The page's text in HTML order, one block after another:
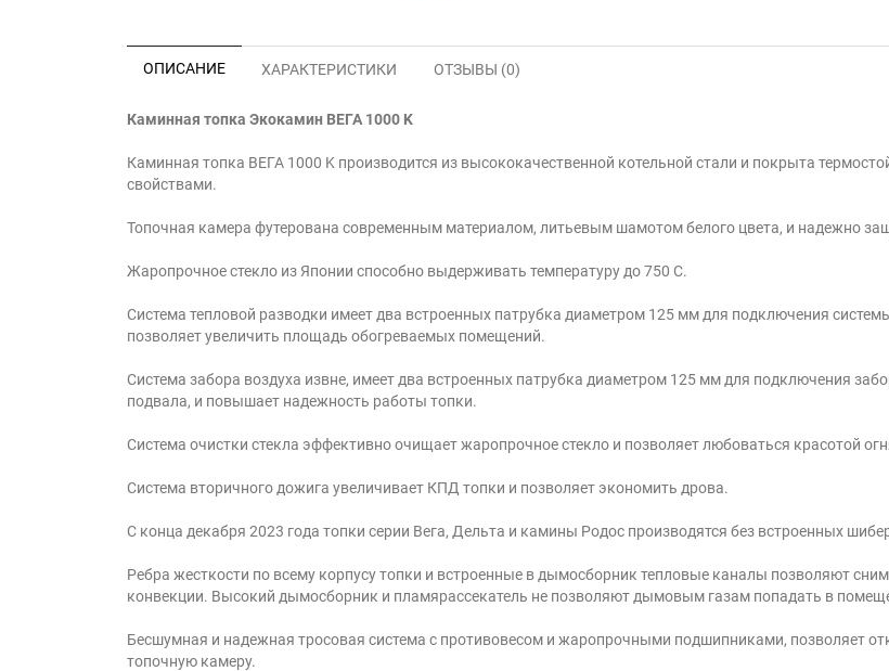
ОПИСАНИЕ ХАРАКТЕРИСТИКИ ОТЗЫВЫ (0)
Каминная топка Экокамин ВЕГА 1000 K
Каминная топка ВЕГА 1000 K производится из высококачественной котельной стали и покрыта
свойствами.
Топочная камера футерована современным материалом, литьевым шамотом белого цвета, и надежно
Жаропрочное стекло из Японии способно выдерживать температуру до 750 С.
Система тепловой разводки имеет два встроенных патрубка диаметром 125 мм для подключения
позволяет увеличить площадь обогреваемых помещений.
Система забора воздуха извне, имеет два встроенных патрубка диаметром 125 мм для подключения
подвала, и повышает надежность работы топки.
Система очистки стекла эффективно очищает жаропрочное стекло и позволяет любоваться красотой
Система вторичного дожига увеличивает КПД топки и позволяет экономить дрова.
С конца декабря 2023 года топки серии Вега, Дельта и камины Родос производятся без встроенных
Ребра жесткости по всему корпусу топки и встроенные в дымосборник тепловые каналы позволяют
конвекции. Высокий дымосборник и пламярассекатель не позволяют дымовым газам попадать в
Бесшумная и надежная тросовая система с противовесом и жаропрочными подшипниками, позволяет
топочную камеру.